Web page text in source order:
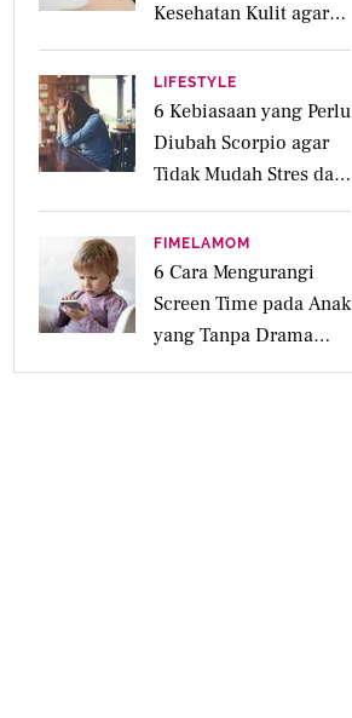
Kesehatan Kulit agar
Tetap Lembap
Sepanjang Hari
LIFESTYLE
6 Kebiasaan yang Perlu
Diubah Scorpio agar
Tidak Mudah Stres dan
Tertekan
FIMELAMOM
6 Cara Mengurangi
Screen Time pada Anak
yang Tanpa Drama
Menurut Ahli